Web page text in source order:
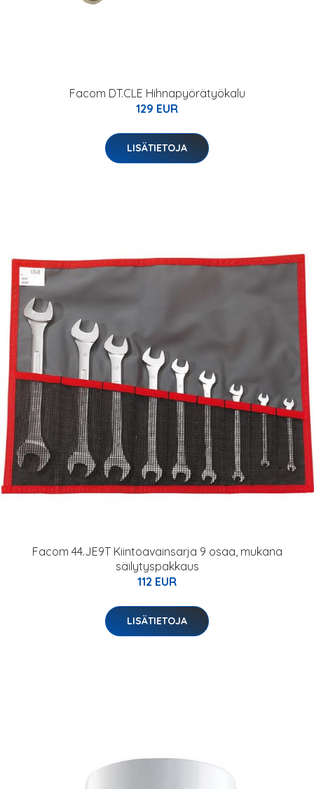
Facom DT.CLE Hihnapyörätyökalu
129 EUR
LISÄTIETOJA
Facom 44.JE9T Kiintoavainsarja 9 osaa, mukana
säilytyspakkaus
112 EUR
LISÄTIETOJA